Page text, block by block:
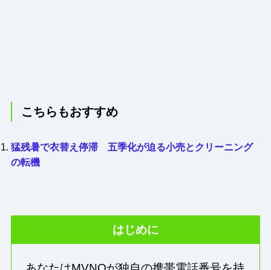
こちらもおすすめ
猛残暑で衣替え停滞 五季化が迫る小売とクリーニング
の転機
はじめに